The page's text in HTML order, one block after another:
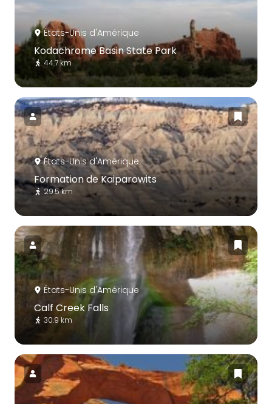
États-Unis d'Amérique
Kodachrome Basin State Park
44.7 km
États-Unis d'Amérique
Formation de Kaiparowits
29.5 km
États-Unis d'Amérique
Calf Creek Falls
30.9 km